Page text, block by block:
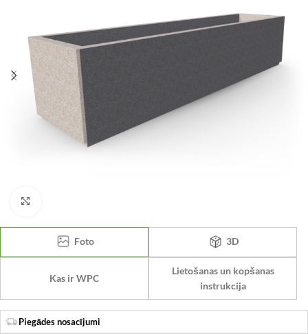
Foto 3D
Kas ir WPC
Lietošanas un kopšanas
instrukcija
Piegādes nosacījumi